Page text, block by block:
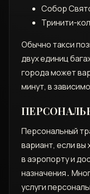
Собор
Тринити-
Обычно такси
двух единиц
города может
минут‚ в
Персональный
вариант‚ если вы
в аэропорту и
назначения․
услуги